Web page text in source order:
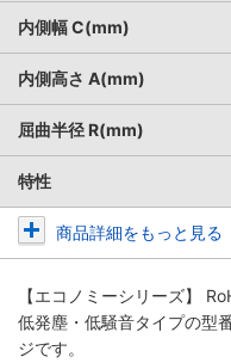
内側幅 C(mm)
内側高さ A(mm)
屈曲半径 R(mm)
特性
商品詳細をもっと見る
【エコノミーシリーズ】
低発塵・低騒音タイプの型
ジです。